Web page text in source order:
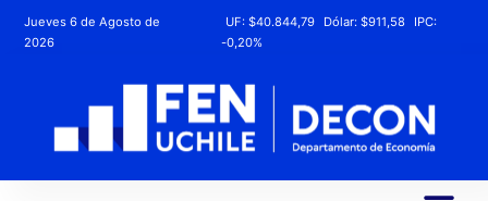
Jueves 6 de Agosto de
2026
UF:$40.844,79 Dólar:$911,58
IPC:
-0,20%